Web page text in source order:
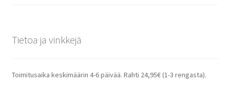
Tietoa ja vinkkejä
Toimitusaika keskimäärin 4-6 päivää. Rahti 24,95€ (1-3 rengasta).